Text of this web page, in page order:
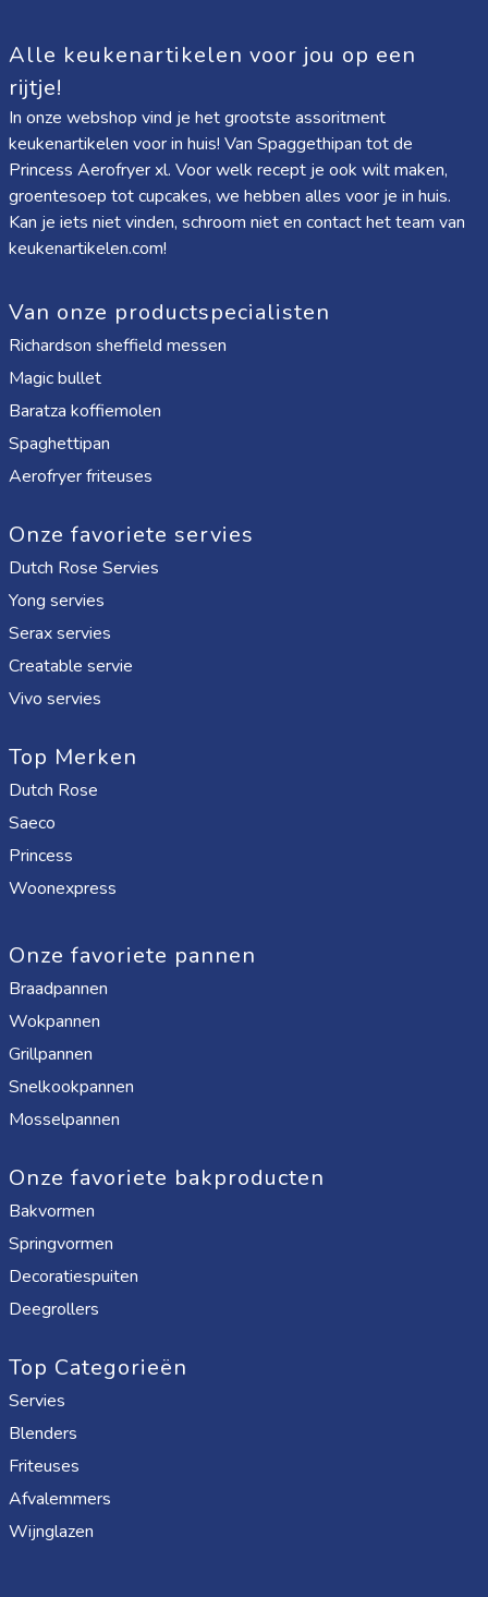
Alle keukenartikelen voor jou op een
rijtje!
In onze webshop vind je het grootste assoritment
keukenartikelen voor in huis! Van Spaggethipan tot de
Princess Aerofryer xl. Voor welk recept je ook wilt maken,
groentesoep tot cupcakes, we hebben alles voor je in huis.
Kan je iets niet vinden, schroom niet en contact het team van
keukenartikelen.com!
Van onze productspecialisten
Richardson sheffield messen
Magic bullet
Baratza koffiemolen
Spaghettipan
Aerofryer friteuses
Onze favoriete servies
Dutch Rose Servies
Yong servies
Serax servies
Creatable servie
Vivo servies
Top Merken
Dutch Rose
Saeco
Princess
Woonexpress
Onze favoriete pannen
Braadpannen
Wokpannen
Grillpannen
Snelkookpannen
Mosselpannen
Onze favoriete bakproducten
Bakvormen
Springvormen
Decoratiespuiten
Deegrollers
Top Categorieën
Servies
Blenders
Friteuses
Afvalemmers
Wijnglazen